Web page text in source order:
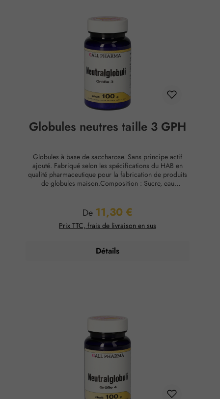
Globules neutres taille 3 GPH
Globules à base de saccharose. Sans principe actif
ajouté. Fabriqué selon les spécifications du HAB en
qualité pharmaceutique pour la fabrication de produits
de globules maison.Composition : Sucre, eau
Prix régulier :
De 11,30 €
Prix TTC, frais de livraison en sus
Détails